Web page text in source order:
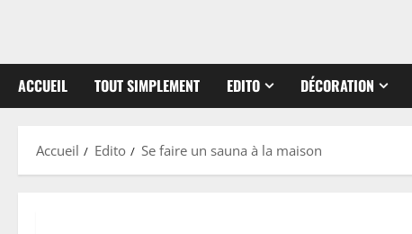
ACCUEIL TOUT SIMPLEMENT EDITO DÉCORATION
Accueil Edito Se faire un sauna à la maison